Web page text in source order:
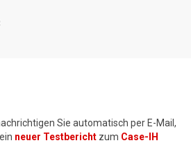
Sie automatisch per E-Mail,
neuer Testbericht zum Case-IH